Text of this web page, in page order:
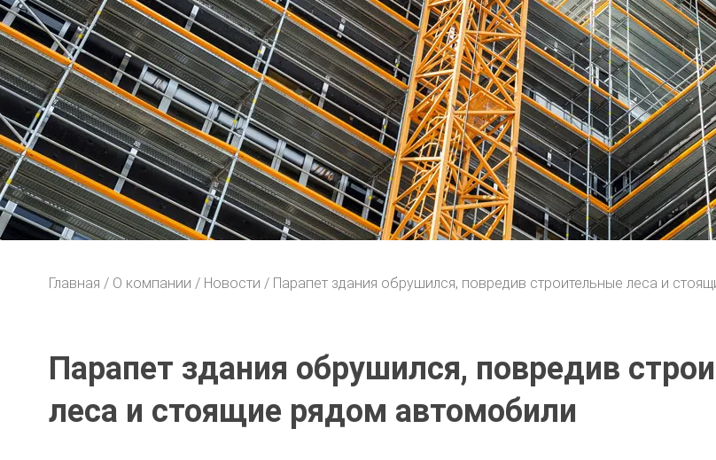
Главная О компании Новости Парапет здания обрушился, повредив строительные леса и
Парапет здания обрушился, повредив
леса и стоящие рядом автомобили